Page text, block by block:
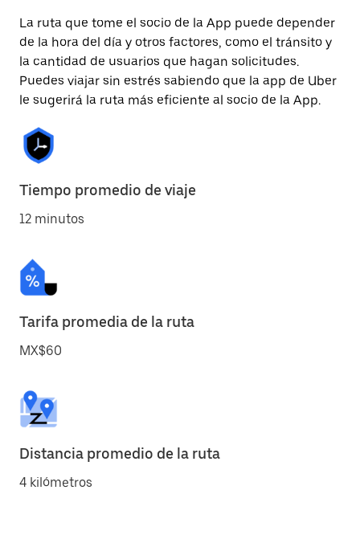
La ruta que tome el socio de la App puede depender
de la hora del día y otros factores, como el tránsito y
la cantidad de usuarios que hagan solicitudes.
Puedes viajar sin estrés sabiendo que la app de Uber
le sugerirá la ruta más eficiente al socio de la App.
Tiempo promedio de viaje
12 minutos
Tarifa promedia de la ruta
MX$60
Distancia promedio de la ruta
4 kilómetros